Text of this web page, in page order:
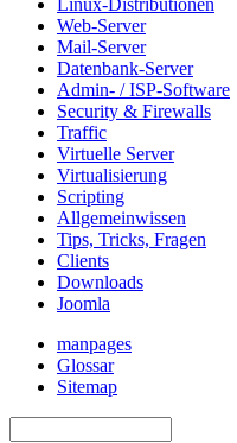
Linux-Distributionen
Web-Server
Mail-Server
Datenbank-Server
Admin- / ISP-Software
Security & Firewalls
Traffic
Virtuelle Server
Virtualisierung
Scripting
Allgemeinwissen
Tips, Tricks, Fragen
Clients
Downloads
Joomla
manpages
Glossar
Sitemap